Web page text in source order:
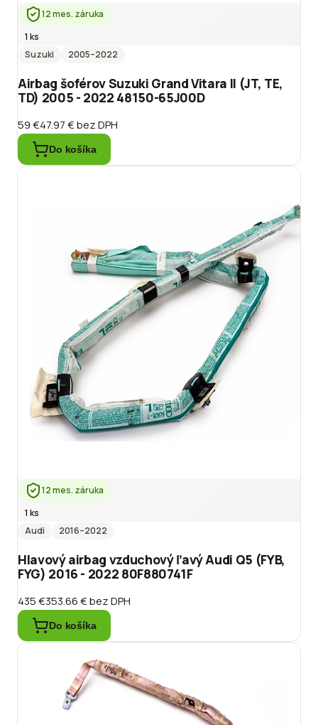
12 mes. záruka
1 ks
Suzuki
2005–2022
Airbag šoférov Suzuki Grand Vitara II (JT, TE,
TD) 2005 - 2022 48150-65J00D
59 €47.97 €bez DPH
Do košíka
12 mes. záruka
1 ks
Audi
2016–2022
Hlavový airbag vzduchový ľavý Audi Q5 (FYB,
FYG) 2016 - 2022 80F880741F
435 €353.66 €bez DPH
Do košíka